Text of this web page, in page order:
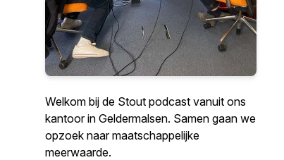
Welkom bij de Stout podcast vanuit ons
kantoor in Geldermalsen. Samen gaan we
opzoek naar maatschappelijke
meerwaarde.